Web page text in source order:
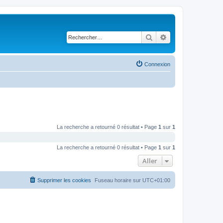
Rechercher
Connexion
La recherche a retourné 0 résultat • Page 1 sur 1
La recherche a retourné 0 résultat • Page 1 sur 1
Aller
Fuseau horaire sur UTC+01:00
Supprimer les cookies